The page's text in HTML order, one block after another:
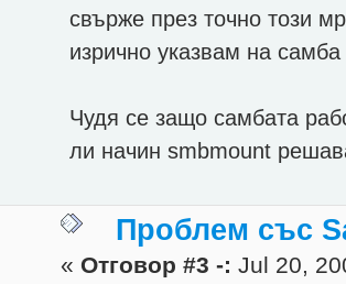
свърже през точно този
изрично указвам на
Чудя се защо самбата
ли начин smbmount
Проблем със
« Отговор #3 -: Jul 20,